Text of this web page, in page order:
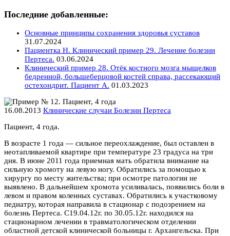
Последние добавленные:
Основные принципы сохранения здоровья суставов
31.07.2024
Пациентка Н. Клинический пример 29. Лечение болезни
Пертеса. 03.06.2024
Клинический пример 28. Отёк костного мозга мыщелков
бедренной, большеберцовой костей справа, рассекающий
остехондрит. Пациент А. 01.03.2023
16.08.2013 Клинические случаи Болезни Пертеса
Пациент, 4 года.
В возрасте 1 года — сильное переохлаждение, был оставлен в
неотапливаемой квартире при температуре 23 градуса на три
дня. В июне 2011 года приемная мать обратила внимание на
сильную хромоту на левую ногу. Обратились за помощью к
хирургу по месту жительства; при осмотре патологии не
выявлено. В дальнейшем хромота усиливалась, появились боли в
левом и правом коленных суставах. Обратились к участковому
педиатру, которая направила в стационар с подозрением на
болезнь Пертеса. С19.04.12г. по 30.05.12г. находился на
стационарном лечении в травматологическом отделении
областной детской клинической больницы г. Архангельска. При